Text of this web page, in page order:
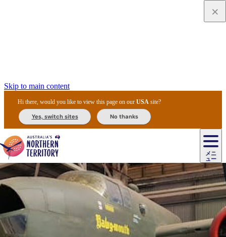
Skip to main content
Hi there, would you like to view this page on ourUSA site?
Yes, switch sites No thanks
メニ
ュー
イ
ア
ー
ズ
ロ
ッ
ク
ダ
ー
ウ
ィ
ン
リ
ス
ス
プ
リ
ン
グ
ズ
カ
カ
ド
ゥ
国
立
公
園
チ
フ
ィ
ー
ル
ド
国
立
公
園
ワ
タ
ル
カ
国
立
公
園
テ
ィ
ウ
ニ
ト
ミ
ル
ク
国
立
ル
ル
/
デ
ビ
ズ・
マ
ー
ブ
ジ
ジ
ャ/
ウ
ェ
ス
ト
マ
ク
ド
ネ
住
民
文
化
体
験
ド
＆
ド
リ
ン
ク
ィ
バ
ル
と
イ
ベ
ン
ト
ア・
ア
ク
テ
ィ
ビ
テ
ィ
自
然
と
野
生
生
物
歴
史
と
伝
統
ラ
グ
ジ
ュ
ア
リ
ー
な
キ
ャ
ン
ン
グ
&
グ
宿
泊
施
設
ド
同
行
ツ
ア
ー
通
機
関
＆
レ
ン
タ
ル
プ
ラ
ン
＆
オ
フ
ァ
ー